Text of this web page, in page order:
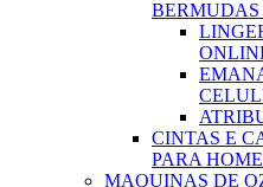
BERMUDAS
CINTAS E
PARA
MAQUINAS DE